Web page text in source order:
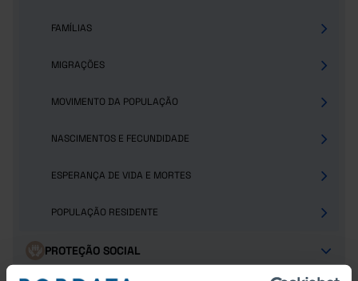
FAMÍLIAS
MIGRAÇÕES
MOVIMENTO DA POPULAÇÃO
NASCIMENTOS E FECUNDIDADE
ESPERANÇA DE VIDA E MORTES
POPULAÇÃO RESIDENTE
PROTEÇÃO SOCIAL